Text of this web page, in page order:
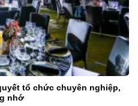
tổ chức chuyên nghiệp,
nhớ